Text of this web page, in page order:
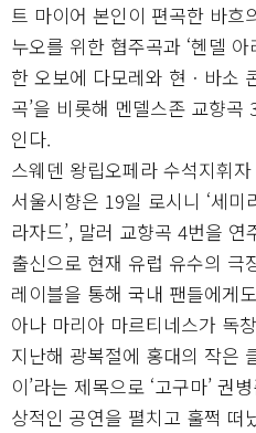
트 마이어 본인이 편곡한 바흐
누오를 위한 협주곡과 ‘헨델
한 오보에 다모레와 현ㆍ바소
곡’을 비롯해 멘델스존 교향곡
인다.
스웨덴 왕립오페라 수석지휘
서울시향은 19일 로시니 ‘세미
라자드’, 말러 교향곡 4번을
출신으로 현재 유럽 유수의 극
레이블을 통해 국내 팬들에게
아나 마리아 마르티네스가 독
지난해 광복절에 홍대의 작은
이’라는 제목으로 ‘고구마’ 권
상적인 공연을 펼치고 훌쩍 떠